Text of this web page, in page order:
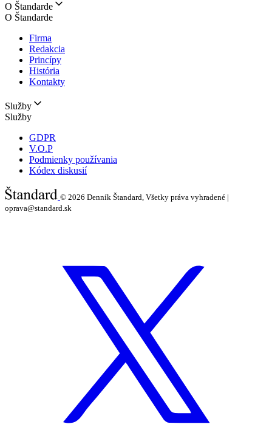
O Štandarde
O Štandarde
Firma
Redakcia
Princípy
História
Kontakty
Služby
Služby
GDPR
V.O.P
Podmienky používania
Kódex diskusií
© 2026 Denník Štandard, Všetky práva vyhradené |
oprava@standard.sk